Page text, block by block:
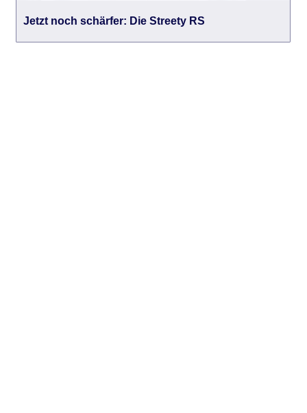
Jetzt noch schärfer: Die Streety RS